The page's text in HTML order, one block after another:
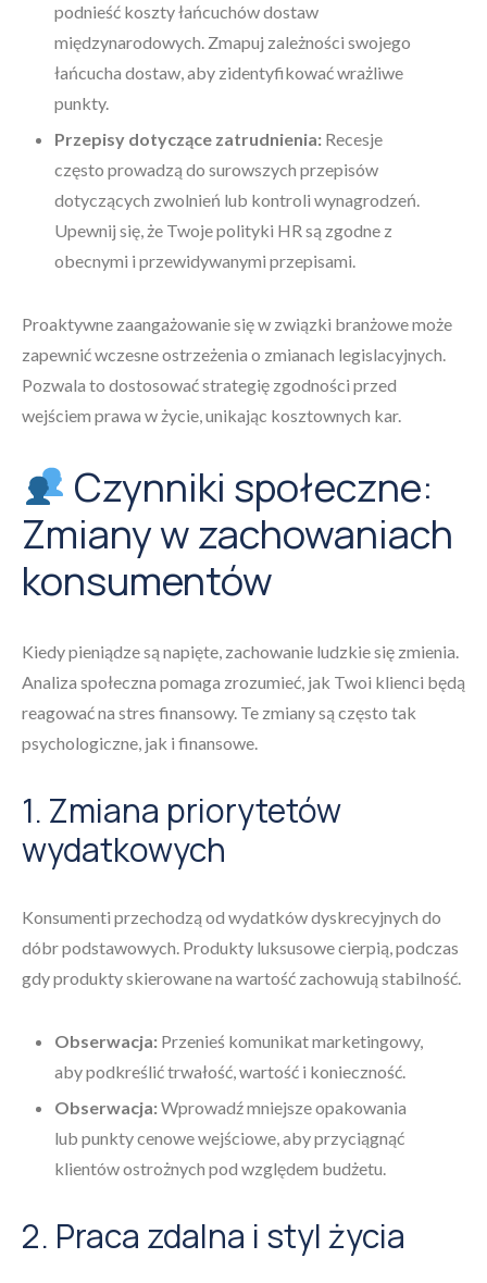
podnieść koszty łańcuchów dostaw
międzynarodowych. Zmapuj zależności swojego
łańcucha dostaw, aby zidentyfikować wrażliwe
punkty.
Przepisy dotyczące zatrudnienia: Recesje
często prowadzą do surowszych przepisów
dotyczących zwolnień lub kontroli wynagrodzeń.
Upewnij się, że Twoje polityki HR są zgodne z
obecnymi i przewidywanymi przepisami.
Proaktywne zaangażowanie się w związki branżowe może
zapewnić wczesne ostrzeżenia o zmianach legislacyjnych.
Pozwala to dostosować strategię zgodności przed
wejściem prawa w życie, unikając kosztownych kar.
Czynniki społeczne:
Zmiany w zachowaniach
konsumentów
Kiedy pieniądze są napięte, zachowanie ludzkie się zmienia.
Analiza społeczna pomaga zrozumieć, jak Twoi klienci będą
reagować na stres finansowy. Te zmiany są często tak
psychologiczne, jak i finansowe.
1. Zmiana priorytetów
wydatkowych
Konsumenti przechodzą od wydatków dyskrecyjnych do
dóbr podstawowych. Produkty luksusowe cierpią, podczas
gdy produkty skierowane na wartość zachowują stabilność.
Obserwacja: Przenieś komunikat marketingowy,
aby podkreślić trwałość, wartość i konieczność.
Obserwacja:Wprowadź mniejsze opakowania
lub punkty cenowe wejściowe, aby przyciągnąć
klientów ostrożnych pod względem budżetu.
2. Praca zdalna i styl życia